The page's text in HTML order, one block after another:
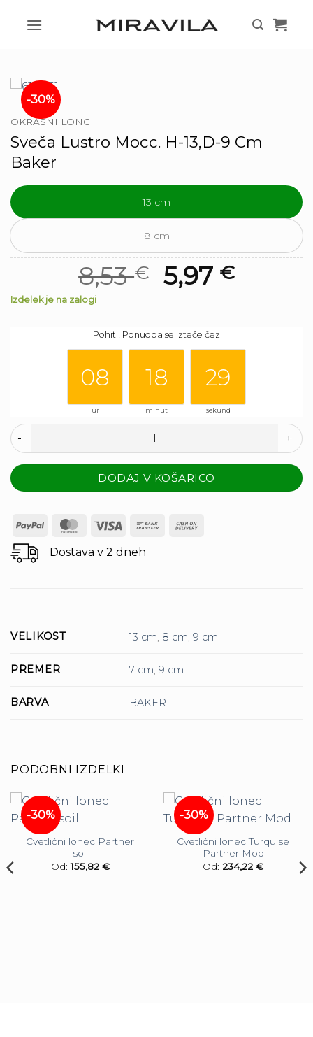
-30%
OKRASNI LONCI
Sveča Lustro Mocc. H-13,D-9 Cm
Baker
13 cm
8 cm
Izvirna
cena
je
bila:
8,53 €.
8,53€
Trenutna
je:
8,53 €.
5,97 €
Izdelek je na zalogi
Pohiti! Ponudba se izteče čez
08
ur
18
minut
29
sekund
DODAJ V KOŠARICO
PayPal MasterCard
Visa
Bank
Dostava v 2 dneh
VELIKOST 13 cm, 8 cm,9 cm
PREMER 7 cm,9 cm
BARVA BAKER
PODOBNI IZDELKI
-30%
Cvetlični lonec Partner
soil
Od:155,82 €
-30%
Cvetlični lonec Turquise
Partner Mod
Od: 234,22 €